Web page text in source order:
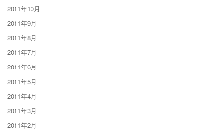
2011年10月
2011年9月
2011年8月
2011年7月
2011年6月
2011年5月
2011年4月
2011年3月
2011年2月